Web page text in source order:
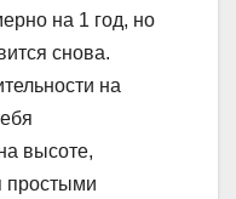
на 1 год, но
снова.
на
высоте,
простыми